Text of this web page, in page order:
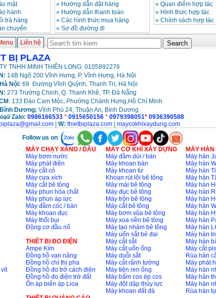
mật
hành
trả hàng
chuyển
» Hướng dẫn đặt hàng
» Hướng dẫn thanh toán
» Các hình thức mua hàng
» Sơ đồ đường đi
» Quan điểm hợp tác
» Hình thức hợp tác
» Chính sách hợp tác
Liên hệ
BỊ PLAZA
TNHH MINH THIÊN LONG: 0105892276
14B Ngõ 200 Vĩnh Hưng, P. Vĩnh Hưng, Hà Nội
Nội: 68 Đường Vĩnh Quỳnh, Thanh Trì, Hà Nội
273 Trường Chinh, Q. Thanh Khê, TP. Đà Nẵng
: 133 Đào Cam Mộc, Phường Chánh Hưng,Hồ Chí Minh
Bình Dương: Vĩnh Phú 24, Thuận An, Bình Dương
Zalo: 0986166533 * 0915650156* 0979398051* 0936390588
| W: thietbiplaza.com| maycokhixaydung.com
Follow us on:
MÁY CHẠY XĂNG / DẦU
Máy bơm nước
Máy phát điện
Máy cắt cỏ
Máy cưa xích
Máy cắt bê tông
Máy phun hóa chất
Máy phun áp lực
Máy đầm cóc / bàn
Máy khoan đục
Máy thổi bụi
Động cơ đầu nổ
THIÊT BỊ ĐO ĐIỆN
Ampe Kìm
Đồng hồ vạn năng
Đồng hồ chỉ thị pha
Đồng hồ đo trở cách điện
Đồng hồ đo điện trở đất
Ổn áp biến áp Lioa
MÁY CƠ KHÍ XÂY DỰNG
Máy đầm dùi / bàn
Máy khoan bàn
Máy khoan từ
Khoan rút lõi bê tông
Máy mài bê tông
Máy đục bê tông
Máy trộn bê tông
Máy cắt bê tông
Máy bơm vũa bê tông
Máy xoa nền bê tông
Máy tạo nhám bê tông
Máy uốn sắt bẻ đai
Máy cắt sắt
Máy cắt uốn ống
Máy duỗi sắt
Máy cắt rãnh tường
Máy tiện ren ống
Máy bấm cos ép cos
Máy đột dập thủy lực
Máy khoan đất đá
MÁY HÀN
Máy hàn
Máy hàn
Máy hàn
Máy hàn
Máy hàn
Máy hàn
Máy hàn
Máy hàn
Máy hàn
Máy hàn
Máy hàn
Máy hàn
Máy hàn
Máy cắt
Rùa hàn
Máy phát
Máy hàn
Máy hàn
Máy hàn
Rùa hàn